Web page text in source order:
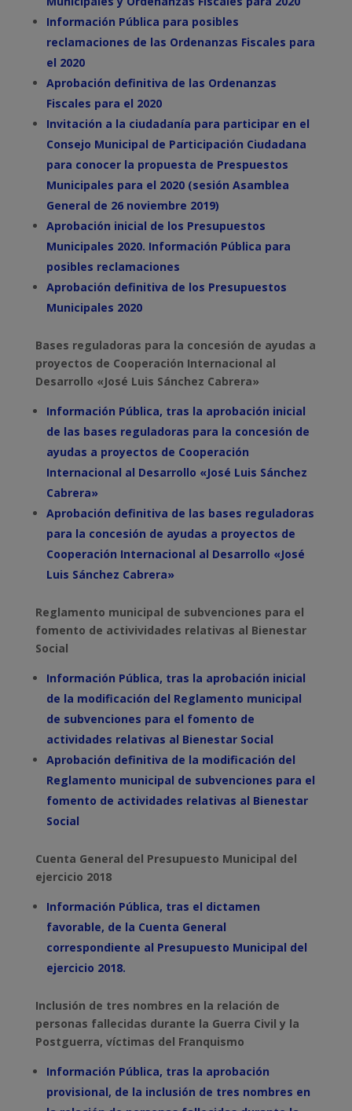
Información Pública para posibles
reclamaciones de las Ordenanzas Fiscales para
el 2020
Aprobación definitiva de las Ordenanzas
Fiscales para el 2020
Invitación a la ciudadanía para participar en el
Consejo Municipal de Participación Ciudadana
para conocer la propuesta de Prespuestos
Municipales para el 2020 (sesión Asamblea
General de 26 noviembre 2019)
Aprobación inicial de los Presupuestos
Municipales 2020. Información Pública para
posibles reclamaciones
Aprobación definitiva de los Presupuestos
Municipales 2020
Bases reguladoras para la concesión de ayudas a
proyectos de Cooperación Internacional al
Desarrollo «José Luis Sánchez Cabrera»
Información Pública, tras la aprobación inicial
de las bases reguladoras para la concesión de
ayudas a proyectos de Cooperación
Internacional al Desarrollo «José Luis Sánchez
Cabrera»
Aprobación definitiva de las bases reguladoras
para la concesión de ayudas a proyectos de
Cooperación Internacional al Desarrollo «José
Luis Sánchez Cabrera»
Reglamento municipal de subvenciones para el
fomento de activividades relativas al Bienestar
Social
Información Pública, tras la aprobación inicial
de la modificación del Reglamento municipal
de subvenciones para el fomento de
actividades relativas al Bienestar Social
Aprobación definitiva de la modificación del
Reglamento municipal de subvenciones para el
fomento de actividades relativas al Bienestar
Social
Cuenta General del Presupuesto Municipal del
ejercicio 2018
Información Pública, tras el dictamen
favorable, de la Cuenta General
correspondiente al Presupuesto Municipal del
ejercicio 2018.
Inclusión de tres nombres en la relación de
personas fallecidas durante la Guerra Civil y la
Postguerra, víctimas del Franquismo
Información Pública, tras la aprobación
provisional, de la inclusión de tres nombres en